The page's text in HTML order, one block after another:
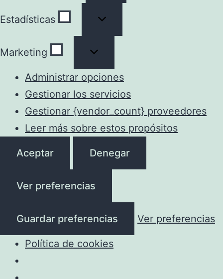
Estadísticas
Marketing
Administrar opciones
Gestionar los servicios
Gestionar {vendor_count} proveedores
Leer más sobre estos propósitos
Aceptar Denegar
Ver preferencias
Guardar preferencias Ver preferencias
Política de cookies